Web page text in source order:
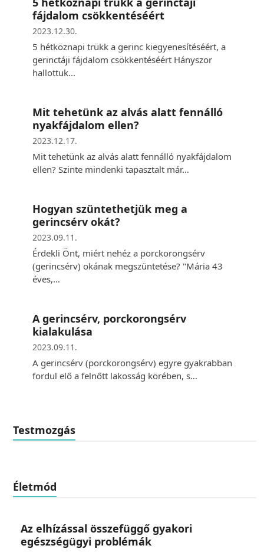
fájdalom csökkentéséért
2023.12.30.
5 hétköznapi trükk a gerinc kiegyenesítéséért, a
gerinctáji fájdalom csökkentéséért Hányszor
hallottuk…
Mit tehetünk az alvás alatt fennálló
nyakfájdalom ellen?
2023.12.17.
Mit tehetünk az alvás alatt fennálló nyakfájdalom
ellen? Szinte mindenki tapasztalt már…
Hogyan szüntethetjük meg a
gerincsérv okát?
2023.09.11.
Érdekli Önt, miért nehéz a porckorongsérv
(gerincsérv) okának megszüntetése? "Mária 43
éves,…
A gerincsérv, porckorongsérv
kialakulása
2023.09.11.
A gerincsérv (porckorongsérv) egyre gyakrabban
fordul elő a felnőtt lakosság körében, s…
Testmozgás
Életmód
Az elhízással összefüggő gyakori
egészségügyi problémák